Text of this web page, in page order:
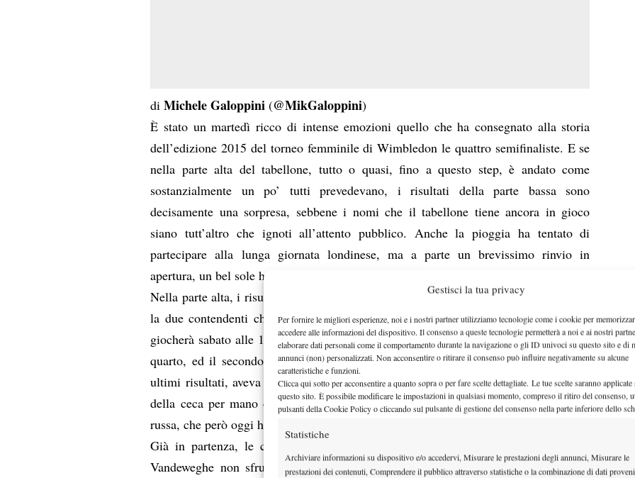
Gestisci la tua privacy
Per fornire le migliori esperienze, noi e i nostri partner utilizziamo tecnologie come i cookie per
accedere alle informazioni del dispositivo. Il consenso a queste tecnologie permetterà a noi e ai nostri
elaborare dati personali come il comportamento durante la navigazione o gli ID univoci su questo sito e di
annunci (non) personalizzati. Non acconsentire o ritirare il consenso può influire negativamente su alcune
caratteristiche e funzioni.
Clicca qui sotto per acconsentire a quanto sopra o per fare scelte dettagliate. Le tue scelte saranno applicate
questo sito. È possibile modificare le impostazioni in qualsiasi momento, compreso il ritiro del consenso,
pulsanti della Cookie Policy o cliccando sul pulsante di gestione del consenso nella parte inferiore dello
Statistiche
Archiviare informazioni su dispositivo e/o accedervi, Misurare le prestazioni degli annunci, Misurare le
prestazioni dei contenuti, Comprendere il pubblico attraverso statistiche o la combinazione di dati
diMichele Galoppini (@MikGaloppini)
È stato un martedì ricco di intense emozioni quello che ha consegnato alla storia
dell’edizione 2015 del torneo femminile di Wimbledon le quattro semifinaliste. E se
nella parte alta del tabellone, tutto o quasi, fino a questo step, è andato come
sostanzialmente un po’ tutti prevedevano, i risultati della parte bassa sono
decisamente una sorpresa, sebbene i nomi che il tabellone tiene ancora in gioco
siano tutt’altro che ignoti all’attento pubblico. Anche la pioggia ha tentato di
partecipare alla lunga giornata londinese, ma a parte un brevissimo rinvio in
apertura, un bel sole ha accompagnato giocatrici e tifosi.
Nella parte alta, i risultati dicono che saranno
Serena Williams e Maria Sharapova
la due contendenti che si sfideranno per accedere all’ultimo atto del torneo che si
giocherà sabato alle 14 ora locale. Serena Williams era favorita d’obbligodel suo
quarto, ed il secondo quarto, per mancanza di vere specialiste dell’erba e visti gli
ultimi risultati, aveva come favoriteLucie Safarova e Maria Sharapova. Un’uscita
della ceca per mano dell’ottimaCoco Vandeweghe, ha spalancato il tabellone alla
russa, che però oggi ha dovuto combattere e non poco con la statunitense.
Già in partenza, le cose non sono sembrate per nulla semplici per la russa. La
Vandeweghe non sfrutta in apertura cinque palle break in due turni di risposta e